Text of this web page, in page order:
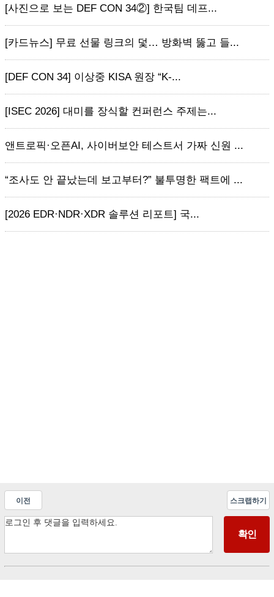
[사진으로 보는 DEF CON 34②] 한국팀 데프...
[카드뉴스] 무료 선물 링크의 덫… 방화벽 뚫고 들...
[DEF CON 34] 이상중 KISA 원장 “K-...
[ISEC 2026] 대미를 장식할 컨퍼런스 주제는...
앤트로픽·오픈AI, 사이버보안 테스트서 가짜 신원 ...
“조사도 안 끝났는데 보고부터?” 불투명한 팩트에 ...
[2026 EDR·NDR·XDR 솔루션 리포트] 국...
이전 스크랩하기